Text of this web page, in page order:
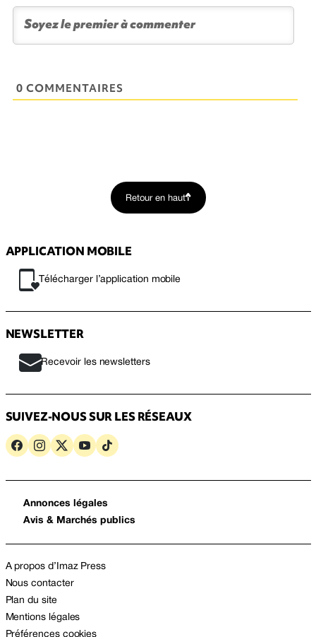
0 COMMENTAIRES
Retour en haut
APPLICATION MOBILE
Télécharger l’application mobile
NEWSLETTER
Recevoir les newsletters
SUIVEZ-NOUS SUR LES RÉSEAUX
Annonces légales
Avis & Marchés publics
A propos d’Imaz Press
Nous contacter
Plan du site
Mentions légales
Préférences cookies